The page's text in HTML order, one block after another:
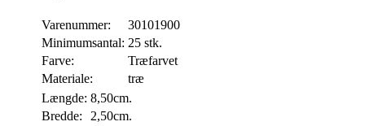
Varenummer:
30101900
Minimumsantal: 25 stk.
Farve:
Træfarvet
Materiale:
træ
Længde: 8,50cm.
Bredde:
2,50cm.